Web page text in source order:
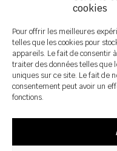
cookies
Pour offrir les meilleures
telles que les cookies pour
appareils. Le fait de consentir
traiter des données telles que
uniques sur ce site. Le fait de
consentement peut avoir un
fonctions.
Dokumentacija
Naujienos